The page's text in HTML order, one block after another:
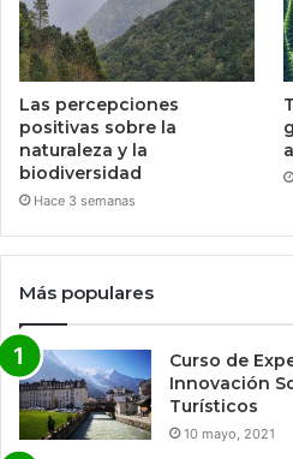
Las percepciones
positivas sobre la
naturaleza y la
biodiversidad
Hace 3 semanas
Más populares
Curso de
Innovación
Turísticos
10 mayo, 2021